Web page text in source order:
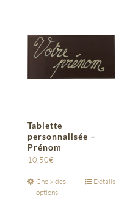
Tablette
personnalisée –
Prénom
10,50€
Choix des
options
Détails